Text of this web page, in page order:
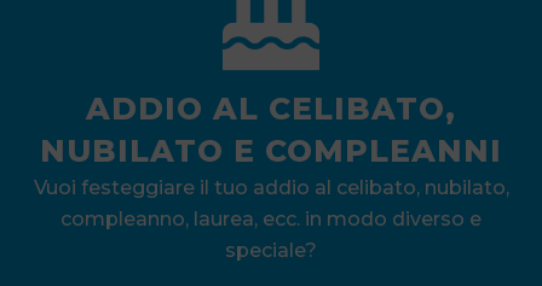
ADDIO AL CELIBATO,
NUBILATO E COMPLEANNI
Vuoi festeggiare il tuo addio al celibato, nubilato,
compleanno, laurea, ecc. in modo diverso e
speciale?